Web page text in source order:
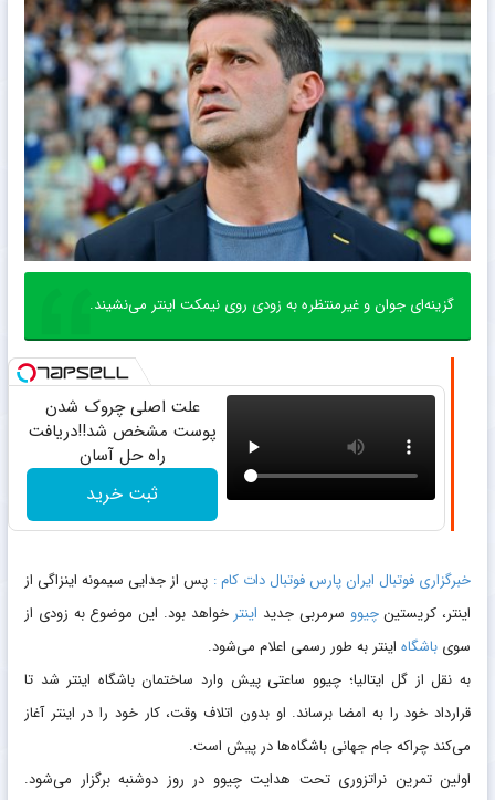
گزینه‌ای جوان و غیرمنتظره به زودی روی نیمکت اینتر می‌نشیند.
علت اصلی چروک شدن
پوست مشخص شد!!دریافت
راه حل آسان
ثبت خرید
خبرگزاری فوتبال ایران پارس فوتبال دات کام : پس از جدایی سیمونه اینزاگی از
اینتر، کریستینچیوو سرمربی جدید اینتر خواهد بود. این موضوع به زودی از
سوی باشگاه اینتر به طور رسمی اعلام می‌شود.
به نقل از گل ایتالیا؛ چیوو ساعتی پیش وارد ساختمان باشگاه اینتر شد تا
قرارداد خود را به امضا برساند. او بدون اتلاف وقت، کار خود را در اینتر آغاز
می‌کند چراکه جام جهانی باشگاه‌ها در پیش است.
اولین تمرین نراتزوری تحت هدایت چیوو در روز دوشنبه برگزار می‌شود.